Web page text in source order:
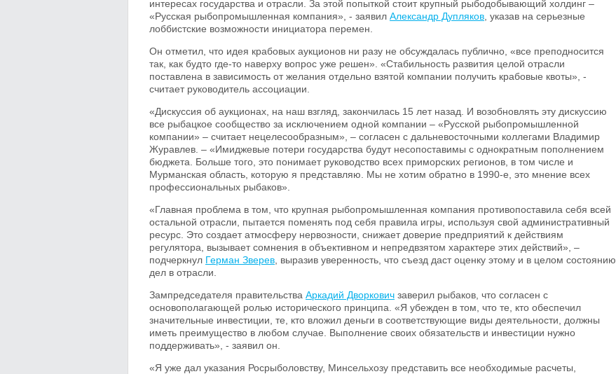
интересах государства и отрасли. За этой попыткой стоит крупный рыбодобывающий холдинг –
«Русская рыбопромышленная компания», - заявил Александр Дупляков , указав на серьезные
лоббистские возможности инициатора перемен.
Он отметил, что идея крабовых аукционов ни разу не обсуждалась публично, «все преподносится
так, как будто где-то наверху вопрос уже решен». «Стабильность развития целой отрасли
поставлена в зависимость от желания отдельно взятой компании получить крабовые квоты», -
считает руководитель ассоциации.
«Дискуссия об аукционах, на наш взгляд, закончилась 15 лет назад. И возобновлять эту дискуссию
все рыбацкое сообщество за исключением одной компании – «Русской рыбопромышленной
компании» – считает нецелесообразным», – согласен с дальневосточными коллегами Владимир
Журавлев. – «Имиджевые потери государства будут несопоставимы с однократным пополнением
бюджета. Больше того, это понимает руководство всех приморских регионов, в том числе и
Мурманская область, которую я представляю. Мы не хотим обратно в 1990-е, это мнение всех
профессиональных рыбаков».
«Главная проблема в том, что крупная рыбопромышленная компания противопоставила себя всей
остальной отрасли, пытается поменять под себя правила игры, используя свой административный
ресурс. Это создает атмосферу нервозности, снижает доверие предприятий к действиям
регулятора, вызывает сомнения в объективном и непредвзятом характере этих действий», –
подчеркнул Герман Зверев , выразив уверенность, что съезд даст оценку этому и в целом состоянию
дел в отрасли.
Зампредседателя правительства Аркадий Дворкович заверил рыбаков, что согласен с
основополагающей ролью исторического принципа. «Я убежден в том, что те, кто обеспечил
значительные инвестиции, те, кто вложил деньги в соответствующие виды деятельности, должны
иметь преимущество в любом случае. Выполнение своих обязательств и инвестиции нужно
поддерживать», - заявил он.
«Я уже дал указания Росрыболовству, Минсельхозу представить все необходимые расчеты,